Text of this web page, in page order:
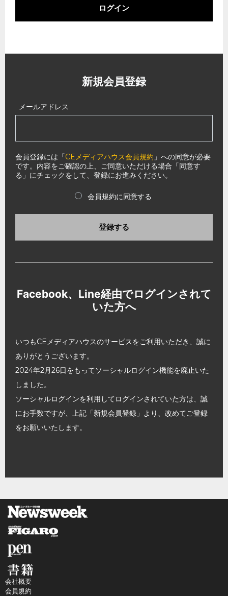
ログイン
新規会員登録
メールアドレス
会員登録には「CEメディアハウス会員規約 」への同意が必要
です。内容をご確認の上、ご同意いただける場合「同意す
る」にチェックをして、登録にお進みください。
会員規約に同意する
登録する
Facebook、Line経由でログインされて
いた方へ
いつもCEメディアハウスのサービスをご利用いただき、誠に
ありがとうございます。
2024年2月26日をもってソーシャルログイン機能を廃止いた
しました。
ソーシャルログインを利用してログインされていた方は、誠
にお手数ですが、上記「新規会員登録」より、改めてご登録
をお願いいたします。
会社概要
会員規約